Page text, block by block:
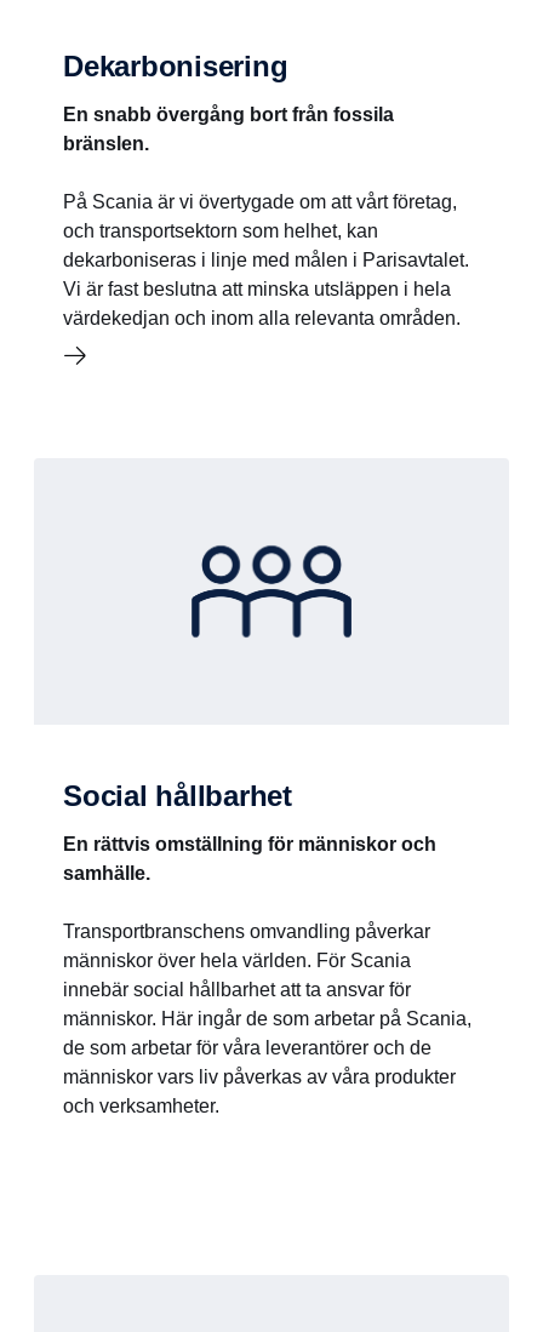
Dekarbonisering
En snabb övergång bort från fossila
bränslen.
På Scania är vi övertygade om att vårt företag,
och transportsektorn som helhet, kan
dekarboniseras i linje med målen i Parisavtalet.
Vi är fast beslutna att minska utsläppen i hela
värdekedjan och inom alla relevanta områden.
Social hållbarhet
En rättvis omställning för människor och
samhälle.
Transportbranschens omvandling påverkar
människor över hela världen. För Scania
innebär social hållbarhet att ta ansvar för
människor. Här ingår de som arbetar på Scania,
de som arbetar för våra leverantörer och de
människor vars liv påverkas av våra produkter
och verksamheter.